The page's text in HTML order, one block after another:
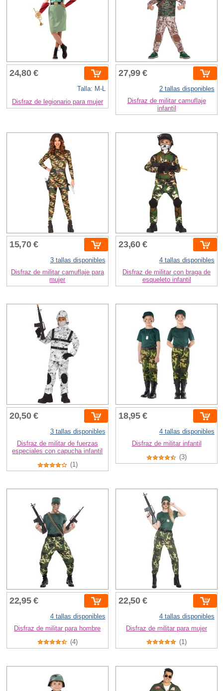
24,80 €
Talla: M-L
Disfraz de legionario para mujer
27,99 €
2 tallas disponibles
Disfraz de militar camuflaje
infantil
15,70 €
3 tallas disponibles
Disfraz de militar camuflaje para
mujer
23,60 €
4 tallas disponibles
Disfraz de militar con braga de
esqueleto infantil
20,50 €
3 tallas disponibles
Disfraz de militar de fuerzas
especiales con capucha infantil
(1)
18,95 €
4 tallas disponibles
Disfraz de militar infantil
(3)
22,95 €
4 tallas disponibles
Disfraz de militar para hombre
(4)
22,50 €
4 tallas disponibles
Disfraz de militar para mujer
(1)